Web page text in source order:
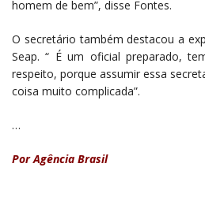
homem de bem”, disse Fontes.
O secretário também destacou a
Seap. “ É um oficial preparado,
respeito, porque assumir essa
coisa muito complicada”.
…
Por Agência Brasil